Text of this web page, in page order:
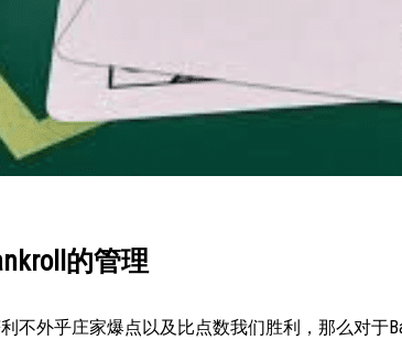
的管理
不外乎庄家爆点以及比点数我们胜利，那么对于